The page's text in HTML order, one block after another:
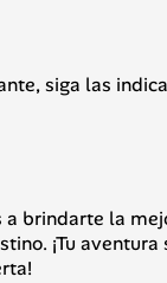
siga las
a brindarte la
¡Tu